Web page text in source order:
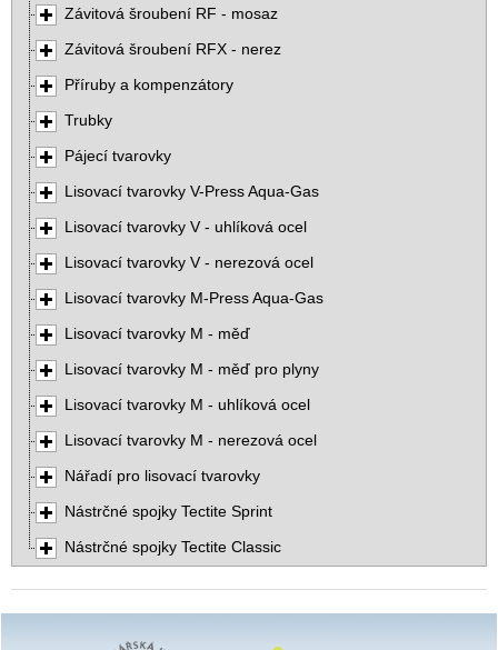
Závitová šroubení RF - mosaz
Závitová šroubení RFX - nerez
Příruby a kompenzátory
Trubky
Pájecí tvarovky
Lisovací tvarovky V-Press Aqua-Gas
Lisovací tvarovky V - uhlíková ocel
Lisovací tvarovky V - nerezová ocel
Lisovací tvarovky M-Press Aqua-Gas
Lisovací tvarovky M - měď
Lisovací tvarovky M - měď pro plyny
Lisovací tvarovky M - uhlíková ocel
Lisovací tvarovky M - nerezová ocel
Nářadí pro lisovací tvarovky
Nástrčné spojky Tectite Sprint
Nástrčné spojky Tectite Classic